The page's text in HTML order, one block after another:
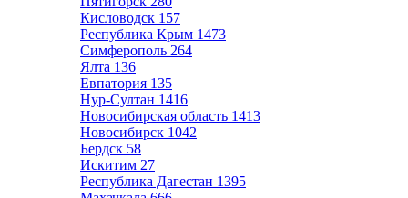
Кисловодск 157
Республика Крым 1473
Симферополь 264
Ялта 136
Евпатория 135
Нур-Султан 1416
Новосибирская область 1413
Новосибирск 1042
Бердск 58
Искитим 27
Республика Дагестан 1395